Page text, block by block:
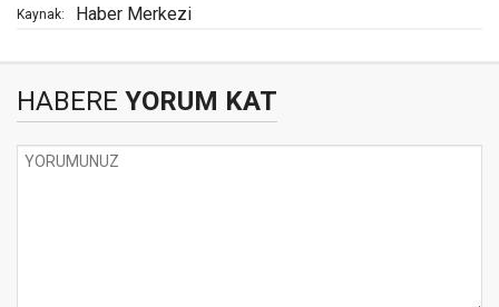
Kaynak: Haber Merkezi
HABERE YORUM KAT